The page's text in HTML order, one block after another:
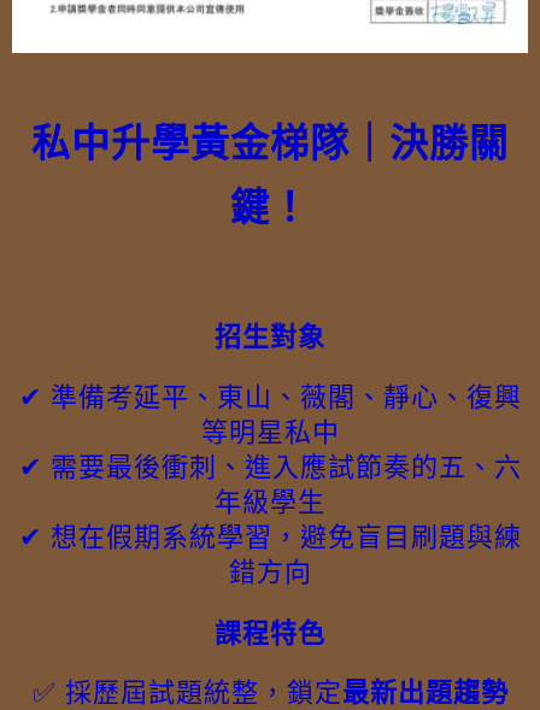
私中升學黃金梯隊｜決勝關
鍵！
招生對象
✔ 準備考延平、東山、薇閣、靜心、復興
等明星私中
✔ 需要最後衝刺、進入應試節奏的五、六
年級學生
✔ 想在假期系統學習，避免盲目刷題與練
錯方向
課程特色
✅ 採歷屆試題統整，鎖定最新出題趨勢